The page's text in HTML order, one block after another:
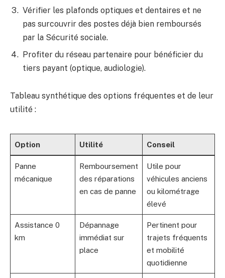
Vérifier les plafonds optiques et dentaires et ne
pas surcouvrir des postes déjà bien remboursés
par la Sécurité sociale.
Profiter du réseau partenaire pour bénéficier du
tiers payant (optique, audiologie).
Tableau synthétique des options fréquentes et de leur
utilité :
Option Utilité Conseil
Panne
mécanique
Remboursement
des réparations
en cas de panne
Utile pour
véhicules anciens
ou kilométrage
élevé
Assistance 0
km
Dépannage
immédiat sur
place
Pertinent pour
trajets fréquents
et mobilité
quotidienne